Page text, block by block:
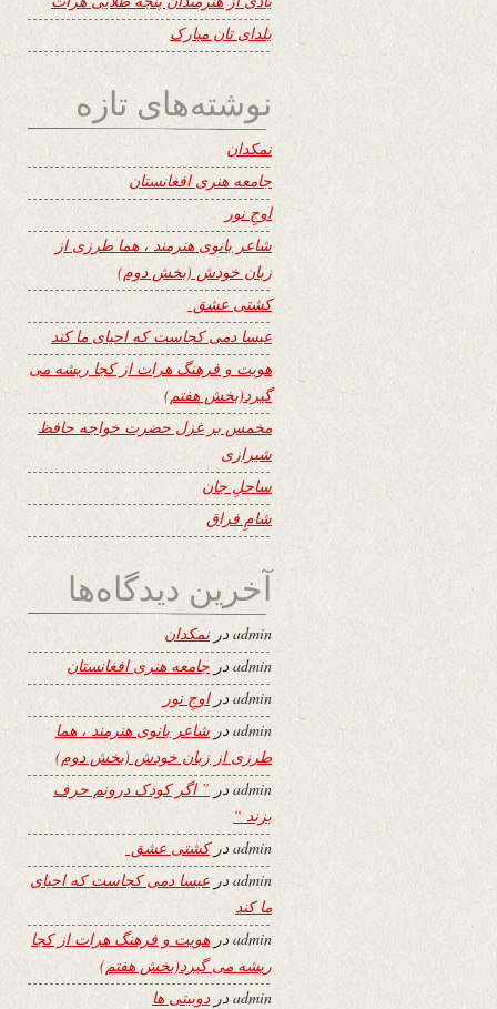
یلدای تان مبارک
نوشته‌های تازه
نمکدان
جامعه هنری افغانستان
اوجِ نور
شاعر بانوی هنرمند ، هما طرزی از
زبان خودش (بخش دوم)
کشتی عشق
عیسا دمی کجاست که احیای ما کند
هویت و فرهنگ هرات از کجا ریشه می
گیرد(بخش هفتم)
مخمس بر غزل حضرت خواجه حافظ
شیرازی
ساحلِ جان
شامِ فراق
آخرین دیدگاه‌ها
adminدرنمکدان
adminدر جامعه هنری افغانستان
adminدراوجِ نور
adminدر شاعر بانوی هنرمند ، هما
طرزی از زبان خودش (بخش دوم)
adminدر ” اگر کودک درونم حرف
بزند “
adminدرکشتی عشق
adminدر عیسا دمی کجاست که احیای
ما کند
adminدر هویت و فرهنگ هرات از کجا
ریشه می گیرد(بخش هفتم)
adminدردوبیتی ها